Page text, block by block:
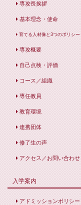
専攻長挨拶
基本理念・使命
育てる人材像と3つのポリシー
専攻概要
自己点検・評価
コース／組織
専任教員
教育環境
連携団体
修了生の声
アクセス／お問い合わせ
入学案内
アドミッションポリシー